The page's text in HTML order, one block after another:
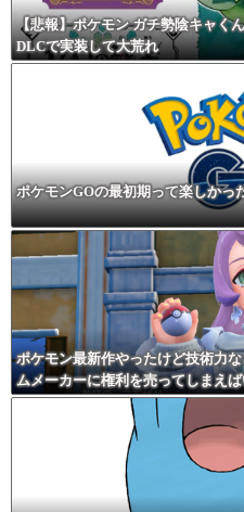
【悲報】ポケモン ガチ勢陰キャく
DLCで実装して大荒れ
ポケモンGOの最初期って楽しかっ
ポケモン最新作やったけど技術力
ムメーカーに権利を売ってしまえ